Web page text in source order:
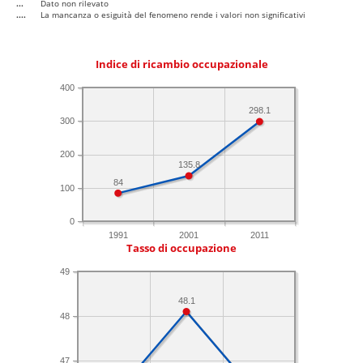
...
Dato non rilevato
....
La mancanza o esiguità del fenomeno rende i valori non significativi
Indice di ricambio occupazionale
1991 2001 2011
0
100
200
300
400
298.1
135.8
84
Tasso di occupazione
47
48
49
48.1